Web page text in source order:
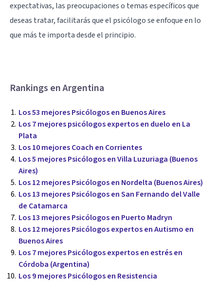
expectativas, las preocupaciones o temas específicos que
deseas tratar, facilitarás que el psicólogo se enfoque en lo
que más te importa desde el principio.
Rankings en Argentina
Los 53 mejores Psicólogos en Buenos Aires
Los 7 mejores psicólogos expertos en duelo en La
Plata
Los 10 mejores Coach en Corrientes
Los 5 mejores Psicólogos en Villa Luzuriaga (Buenos
Aires)
Los 12 mejores Psicólogos en Nordelta (Buenos Aires)
Los 13 mejores Psicólogos en San Fernando del Valle
de Catamarca
Los 13 mejores Psicólogos en Puerto Madryn
Los 12 mejores Psicólogos expertos en Autismo en
Buenos Aires
Los 7 mejores Psicólogos expertos en estrés en
Córdoba (Argentina)
Los 9 mejores Psicólogos en Resistencia